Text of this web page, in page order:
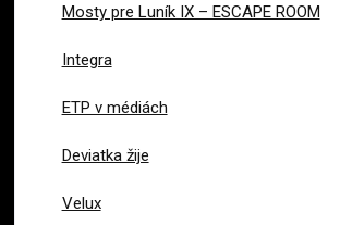
Mosty pre Luník IX – ESCAPE ROOM
Integra
ETP v médiách
Deviatka žije
Velux